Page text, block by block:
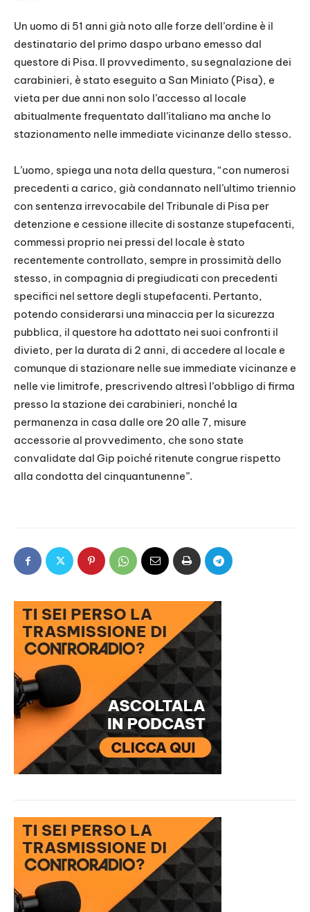
Un uomo di 51 anni già noto alle forze dell’ordine è il
destinatario del primo daspo urbano emesso dal
questore di Pisa. Il provvedimento, su segnalazione dei
carabinieri, è stato eseguito a San Miniato (Pisa), e
vieta per due anni non solo l’accesso al locale
abitualmente frequentato dall’italiano ma anche lo
stazionamento nelle immediate vicinanze dello stesso.
L’uomo, spiega una nota della questura, “con numerosi
precedenti a carico, già condannato nell’ultimo triennio
con sentenza irrevocabile del Tribunale di Pisa per
detenzione e cessione illecite di sostanze stupefacenti,
commessi proprio nei pressi del locale è stato
recentemente controllato, sempre in prossimità dello
stesso, in compagnia di pregiudicati con precedenti
specifici nel settore degli stupefacenti. Pertanto,
potendo considerarsi una minaccia per la sicurezza
pubblica, il questore ha adottato nei suoi confronti il
divieto, per la durata di 2 anni, di accedere al locale e
comunque di stazionare nelle sue immediate vicinanze e
nelle vie limitrofe, prescrivendo altresì l’obbligo di firma
presso la stazione dei carabinieri, nonché la
permanenza in casa dalle ore 20 alle 7, misure
accessorie al provvedimento, che sono state
convalidate dal Gip poiché ritenute congrue rispetto
alla condotta del cinquantunenne”.